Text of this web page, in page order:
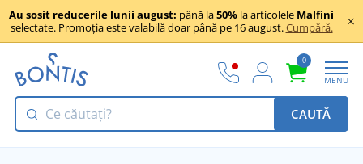
Au sosit reducerile lunii august: până la50% la articolele Malfini
selectate. Promoția este valabilă doar până pe 16 august.Cumpără.
0
MENU
CAUTĂ